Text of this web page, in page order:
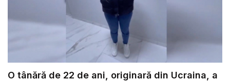
O tânără de 22 de ani, originară din Ucraina, a